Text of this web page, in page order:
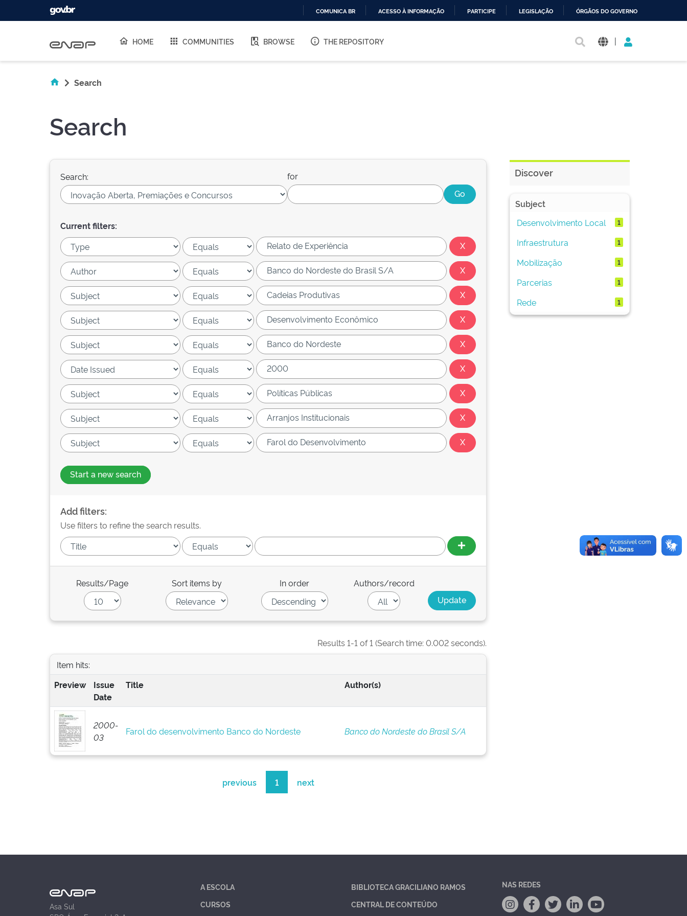
O
COMUNICA BR ACESSO À INFORMAÇÃO PARTICIPE LEGISLAÇÃO ÓRGÃOS DO GOVERNO
HOME COMMUNITIES BROWSE THE REPOSITORY |
Search
Search
Search: for
Current filters:
Start a new search
Add filters:
Use filters to refine the search results.
Results/Page Sort items by In order Authors/record
Results 1-1 of 1 (Search time: 0.002 seconds).
Item hits:
Preview
Issue
Date
Title Author(s)
2000-
03
Farol do desenvolvimento Banco do Nordeste Banco do Nordeste do Brasil S/A
previous 1 next
Discover
Subject
Desenvolvimento Local
1
Infraestrutura 1
Mobilização 1
Parcerias 1
Rede 1
Asa Sul
A ESCOLA
CURSOS
BIBLIOTECA GRACILIANO RAMOS
CENTRAL DE CONTEÚDO
NAS REDES